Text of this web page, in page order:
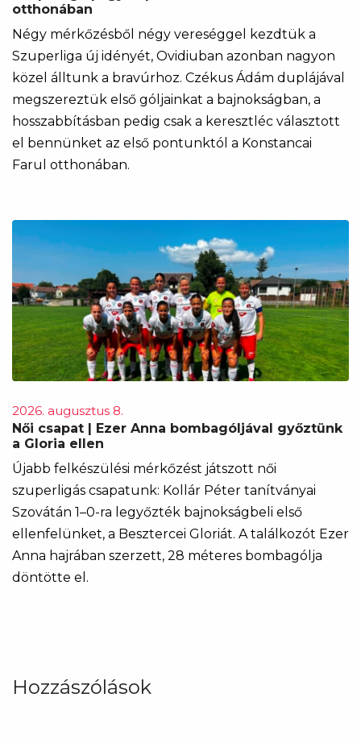
otthonában
Négy mérkőzésből négy vereséggel kezdtük a
Szuperliga új idényét, Ovidiuban azonban nagyon
közel álltunk a bravúrhoz. Czékus Ádám duplájával
megszereztük első góljainkat a bajnokságban, a
hosszabbításban pedig csak a keresztléc választott
el bennünket az első pontunktól a Konstancai
Farul otthonában.
2026. augusztus 8.
Női csapat | Ezer Anna bombagóljával győztünk
a Gloria ellen
Újabb felkészülési mérkőzést játszott női
szuperligás csapatunk: Kollár Péter tanítványai
Szovátán 1–0-ra legyőzték bajnokságbeli első
ellenfelünket, a Besztercei Gloriát. A találkozót Ezer
Anna hajrában szerzett, 28 méteres bombagólja
döntötte el.
Hozzászólások